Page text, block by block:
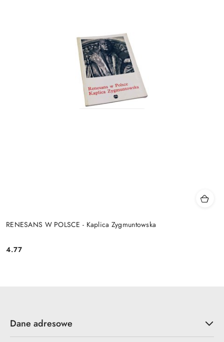
RENESANS W POLSCE - Kaplica Zygmuntowska
Cena:
4.77
Dane adresowe